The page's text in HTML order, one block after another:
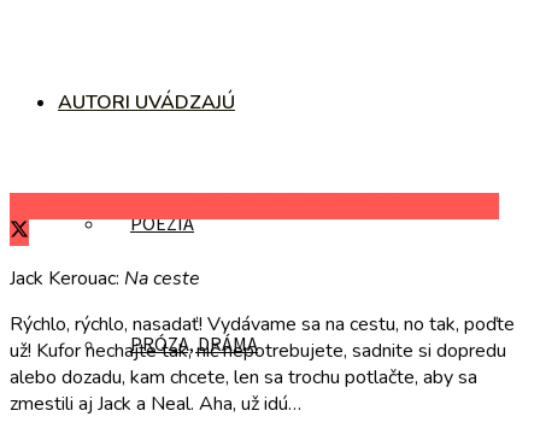
AUTORI UVÁDZAJÚ
POÉZIA
PRÓZA, DRÁMA
Jack Kerouac: Na ceste
Rýchlo, rýchlo, nasadať! Vydávame sa na cestu, no tak, poďte
už! Kufor nechajte tak, nič nepotrebujete, sadnite si dopredu
alebo dozadu, kam chcete, len sa trochu potlačte, aby sa
zmestili aj Jack a Neal. Aha, už idú…